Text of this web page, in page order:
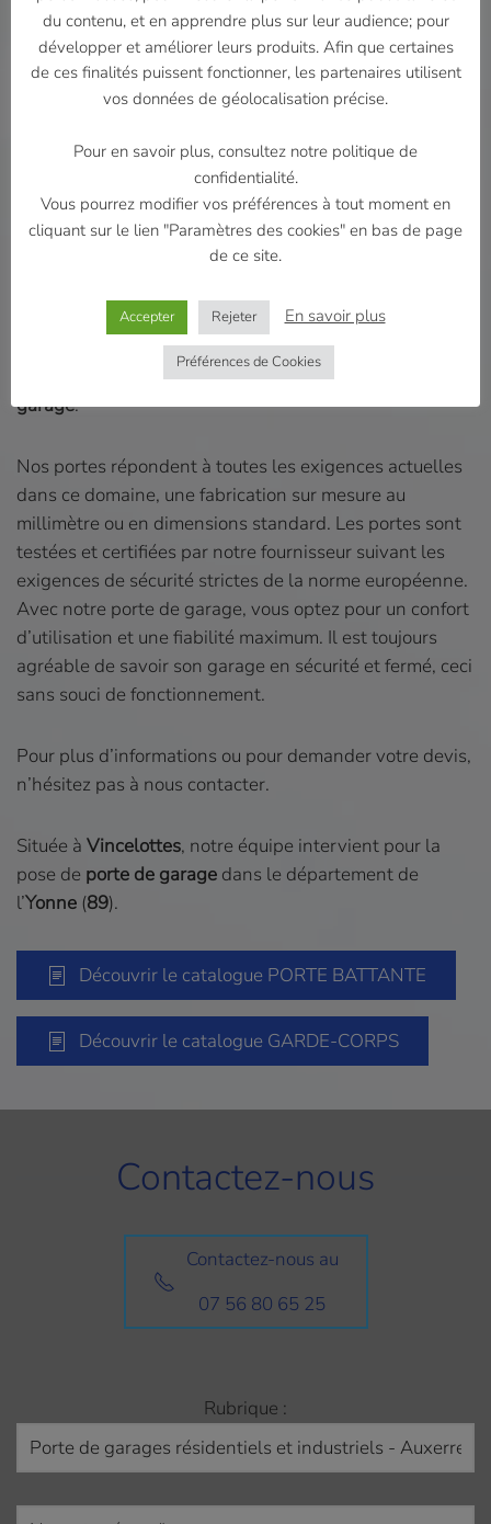
apporte ses avantages à votre projet en tenant compte
de votre budget et de vos besoins. Personnalisez
porte de garage
(manuelle, automatique, avec ou
sans hublot, en aluminium, en acier laqué ou brute…)
pour qu’elle soit entièrement à votre goût. Nous
sommes, bien sûr, à votre disposition pour vous aider
dans votre choix.
Après avoir choisi votre nouvelle
pour une installation efficace. Une fois la pose terminée,
notre équipe ne laisse aucune trace de son passage afin
que vous puissiez profiter au plus vite de votre
garage.
Nos portes répondent à toutes les exigences actuelles
dans ce domaine, une fabrication sur mesure au
millimètre ou en dimensions standard. Les portes sont
testées et certifiées par notre fournisseur suivant les
exigences de sécurité strictes de la norme européenne.
Avec notre porte de garage, vous optez pour un confort
d’utilisation et une fiabilité maximum. Il est toujours
agréable de savoir son garage en sécurité et fermé, ceci
sans souci de fonctionnement.
Pour plus d’informations ou pour demander votre devis,
n’hésitez pas à nous contacter.
Située à Vincelottes, notre équipe intervient pour la
pose de porte de garage dans le département de
l’Yonne (89).
Découvrir le catalogue PORTE BATTANTE
Découvrir le catalogue GARDE-CORPS
Contactez-nous
Contactez-nous au
07 56 80 65 25
Rubrique :
du contenu, et en apprendre plus sur leur audience; pour
développer et améliorer leurs produits. Afin que certaines
de ces finalités puissent fonctionner, les partenaires utilisent
vos données de géolocalisation précise.
Pour en savoir plus, consultez notre politique de
confidentialité.
Vous pourrez modifier vos préférences à tout moment en
cliquant sur le lien "Paramètres des cookies" en bas de page
de ce site.
Accepter Rejeter En savoir plus
Préférences de Cookies